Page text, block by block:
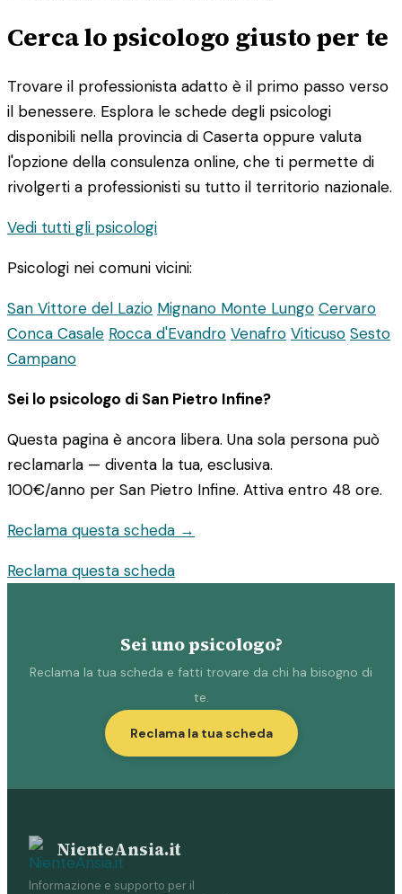
Cerca lo psicologo giusto per te
Trovare il professionista adatto è il primo passo verso
il benessere. Esplora le schede degli psicologi
disponibili nella provincia di Caserta oppure valuta
l'opzione della consulenza online, che ti permette di
rivolgerti a professionisti su tutto il territorio nazionale.
Vedi tutti gli psicologi
Psicologi nei comuni vicini:
San Vittore del Lazio Mignano Monte Lungo Cervaro
Conca Casale Rocca d'Evandro Venafro Viticuso Sesto
Campano
Sei lo psicologo di San Pietro Infine?
Questa pagina è ancora libera. Una sola persona può
reclamarla — diventa la tua, esclusiva.
100€/anno per San Pietro Infine. Attiva entro 48 ore.
Reclama questa scheda →
Reclama questa scheda
Sei uno psicologo?
Reclama la tua scheda e fatti trovare da chi ha bisogno di
te.
Reclama la tua scheda
NienteAnsia.it
Informazione e supporto per il